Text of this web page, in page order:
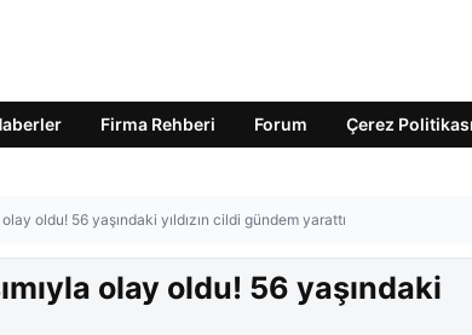
Firma Rehberi Forum Çerez Politikası
oldu! 56 yaşındaki yıldızın cildi gündem yarattı
olay oldu! 56 yaşındaki